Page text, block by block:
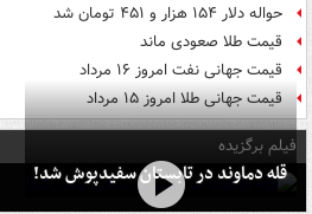
حواله دلار ۱۵۴ هزار و ۴۵۱ تومان شد
قیمت طلا صعودی ماند
قیمت جهانی نفت امروز ۱۶ مرداد
قیمت جهانی طلا امروز ۱۵ مرداد
فیلم برگزیده
قله دماوند در تابستان سفیدپوش شد!